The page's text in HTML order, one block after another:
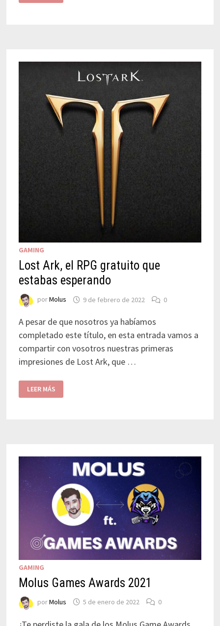
GAMING
Lost Ark, el RPG gratuito que
estabas esperando
porMolus 9 de febrero de 2022 0
A pesar de que nosotros ya habíamos
completado este título, en esta entrada vamos a
compartir con vosotros nuestras primeras
impresiones de Lost Ark, que …
LEER MÁS
GAMING
Molus Games Awards 2021
porMolus 5 de enero de 2022 0